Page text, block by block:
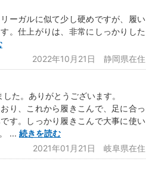
ーガルに似て少し硬めですが、履い
。仕上がりは、非常にしっかりした
2022年10月21日 静岡県在住
た。ありがとうございます。
り、これから履きこんで、足に合っ
す。しっかり履きこんで大事に使い
... 続きを読む
2021年01月21日 岐阜県在住